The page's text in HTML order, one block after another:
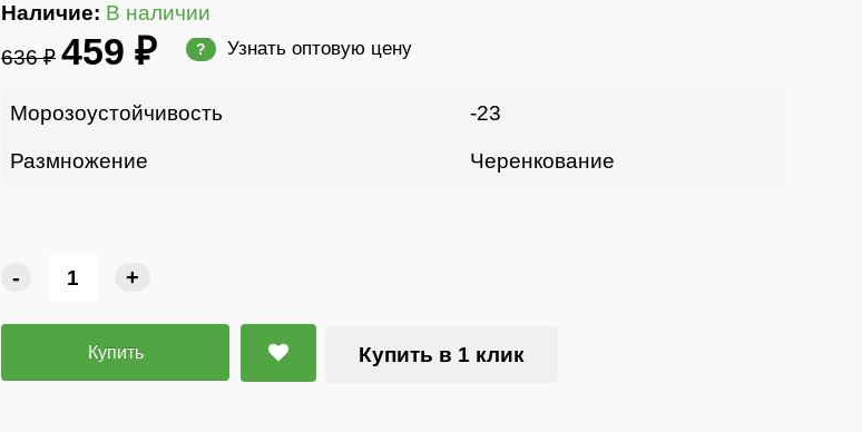
Наличие: В наличии
636 ₽ 459 ₽ ? Узнать оптовую цену
Морозоустойчивость -23
Размножение Черенкование
- +
Купить Купить в 1 клик